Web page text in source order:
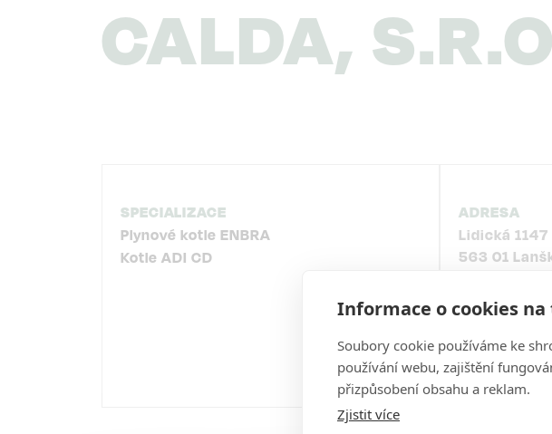
Informace o cookies
Soubory cookie používáme ke
používání webu, zajištění
přizpůsobení obsahu a reklam.
Zjistit více
NAVIGACE
CALDA,
SPECIALIZACE
Plynové kotle ENBRA
Kotle ADI CD
ADRESA
Lidická 1147
563 01
IČ
Zobrazit na